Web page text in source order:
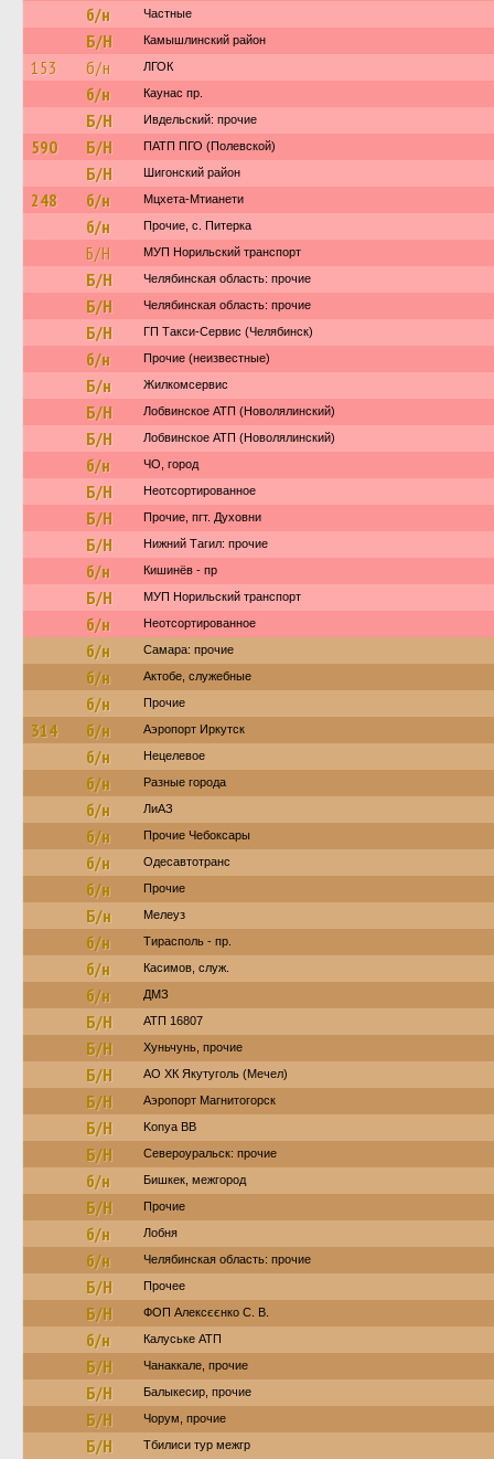
б/н Частные
Б/Н Камышлинский район
153 б/н ЛГОК
б/н Каунас пр.
Б/Н Ивдельский: прочие
590 Б/Н ПАТП ПГО (Полевской)
Б/Н Шигонский район
248 б/н Мцхета-Мтианети
б/н Прочие, с. Питерка
Б/Н МУП Норильский транспорт
Б/Н Челябинская область: прочие
Б/Н Челябинская область: прочие
Б/Н ГП Такси-Сервис (Челябинск)
б/н Прочие (неизвестные)
Б/н Жилкомсервис
Б/Н Лобвинское АТП (Новолялинский)
Б/Н Лобвинское АТП (Новолялинский)
б/н ЧО, город
Б/Н Неотсортированное
Б/Н Прочие, пгт. Духовни
Б/Н Нижний Тагил: прочие
б/н Кишинёв - пр
Б/Н МУП Норильский транспорт
б/н Неотсортированное
б/н Самара: прочие
б/н Актобе, служебные
б/н Прочие
314 б/н Аэропорт Иркутск
б/н Нецелевое
б/н Разные города
б/н ЛиАЗ
б/н Прочие Чебоксары
б/н Одесавтотранс
б/н Прочие
Б/н Мелеуз
б/н Тирасполь - пр.
б/н Касимов, служ.
б/н ДМЗ
Б/Н АТП 16807
Б/Н Хуньчунь, прочие
Б/Н АО ХК Якутуголь (Мечел)
Б/Н Аэропорт Магнитогорск
Б/Н Konya BB
Б/Н Североуральск: прочие
б/н Бишкек, межгород
Б/Н Прочие
б/н Лобня
б/н Челябинская область: прочие
Б/Н Прочее
Б/Н ФОП Алексєєнко С. В.
б/н Калуське АТП
Б/Н Чанаккале, прочие
Б/Н Балыкесир, прочие
Б/Н Чорум, прочие
Б/Н Тбилиси тур межгр